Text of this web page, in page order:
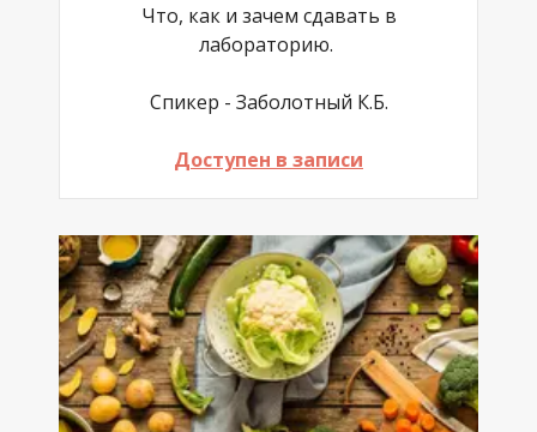
Что, как и зачем сдавать в
лабораторию.
Спикер - Заболотный К.Б.
Доступен в записи